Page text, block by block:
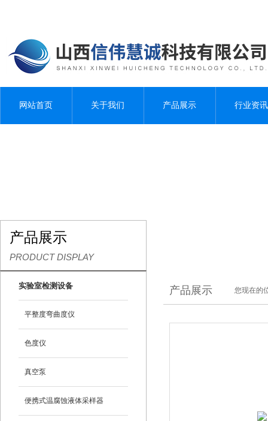
网站首页 关于我们 产品展示 行业资讯
产品展示
PRODUCT DISPLAY
实验室检测设备
平整度弯曲度仪
色度仪
真空泵
便携式温腐蚀液体采样器
产品展示 您现在的